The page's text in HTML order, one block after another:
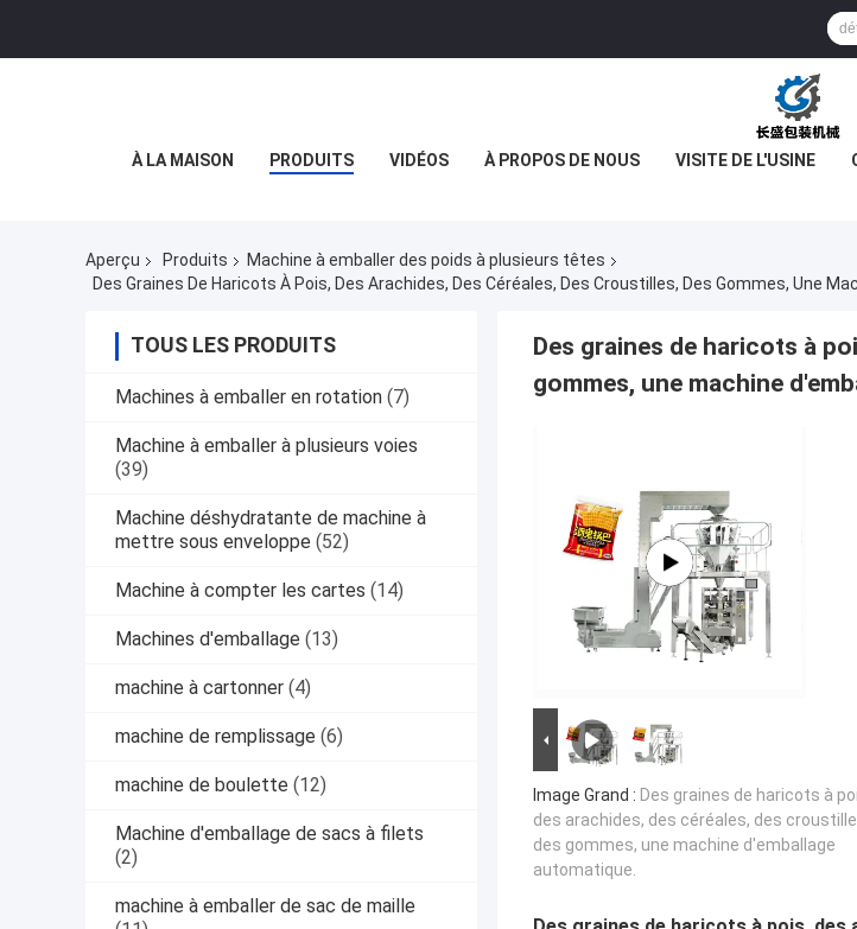
À LA MAISON PRODUITS VIDÉOS À PROPOS DE NOUS VISITE DE L'USINE
Aperçu Produits
Machine à emballer des poids à plusieurs têtes
Des Graines De Haricots À Pois, Des Arachides, Des Céréales, Des Croustilles, Des Gommes, Une
TOUS LES PRODUITS
Machines à emballer en rotation (7)
Machine à emballer à plusieurs voies
(39)
Machine déshydratante de machine à
mettre sous enveloppe (52)
Machine à compter les cartes (14)
Machines d'emballage (13)
machine à cartonner (4)
machine de remplissage (6)
machine de boulette (12)
Machine d'emballage de sacs à filets
(2)
machine à emballer de sac de maille
Des graines de haricots à
gommes, une machine
Image Grand : Des graines de haricots à
des arachides, des céréales, des
des gommes, une machine d'emballage
automatique.